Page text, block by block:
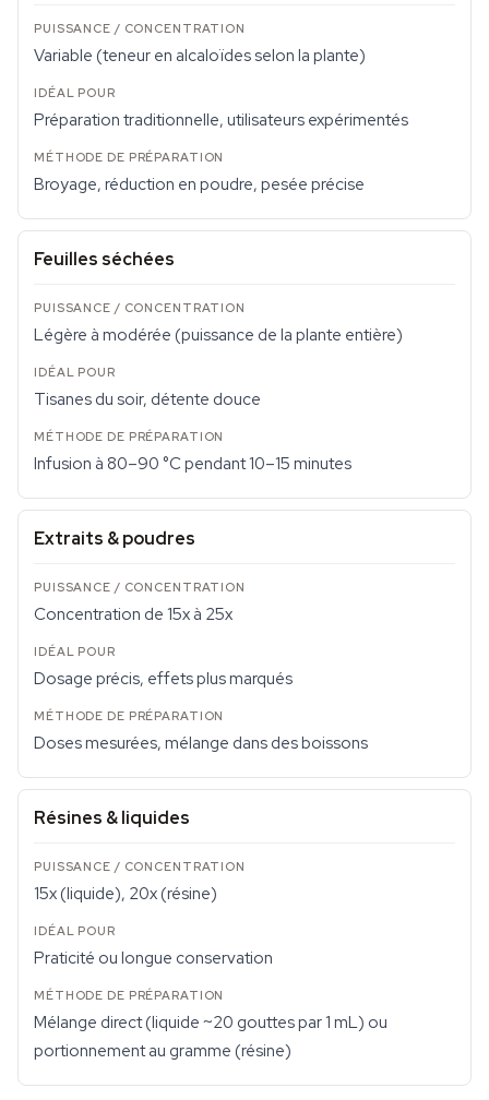
Variable (teneur en alcaloïdes selon la plante)
Préparation traditionnelle, utilisateurs expérimentés
Broyage, réduction en poudre, pesée précise
Feuilles séchées
Légère à modérée (puissance de la plante entière)
Tisanes du soir, détente douce
Infusion à 80–90 °C pendant 10–15 minutes
Extraits & poudres
Concentration de 15x à 25x
Dosage précis, effets plus marqués
Doses mesurées, mélange dans des boissons
Résines & liquides
15x (liquide), 20x (résine)
Praticité ou longue conservation
Mélange direct (liquide ~20 gouttes par 1 mL) ou
portionnement au gramme (résine)